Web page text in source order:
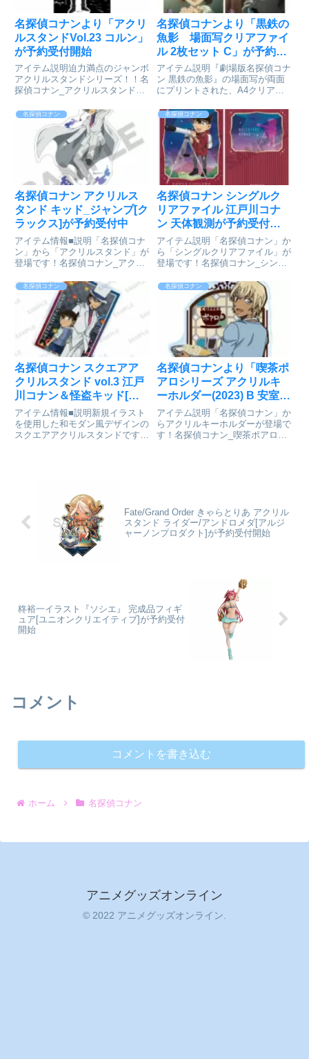
名探偵コナンより「アクリ
ルスタンドVol.23 コルン」
が予約受付開始
アイテム説明迫力満点のジャンボ
アクリルスタンドシリーズ！！名
探偵コナン_アクリルスタンド
館・読売テレビ・TMS
1996colleizeで探す
名探偵コナンより「黒鉄の
魚影 場面写クリアファイ
ル 2枚セット C」が予約受
付開始
アイテム説明『劇場版名探偵コナ
ン 黒鉄の魚影』の場面写が両面
にプリントされた、A4クリアフ
場版 名探偵コナン 黒鉄の魚影_
場面写クリアファイルセット C©
青山剛昌/小学館・読売テレビ・
TMS 1996colle...
名探偵コナン
名探偵コナン アクリルス
タンド キッド_ジャンプ[ク
ラックス]が予約受付中
アイテム情報■説明「名探偵コナ
ン」から「アクリルスタンド」が
登場です！名探偵コナン_アクリ
プ©青山剛昌/小学館・読売テレ
ビ・TMS 1996colleizeで探す
名探偵コナン
名探偵コナン シングルク
リアファイル 江戸川コナ
ン 天体観測が予約受付開
始
アイテム説明「名探偵コナン」か
ら「シングルクリアファイル」が
登場です！名探偵コナン_シング
天体観測©青山剛昌/小学館・読
売テレビ・TMS 1996colleizeで探
名探偵コナン
名探偵コナン スクエアア
クリルスタンド vol.3 江戸
川コナン＆怪盗キッド[ブ
シロードクリエイティブ]
が予約受付開始
アイテム情報■説明新規イラスト
を使用した和モダン風デザインの
スクエアアクリルスタンドです！
名探偵コナン
名探偵コナンより「喫茶ポ
アロシリーズ アクリルキ
ーホルダー(2023) B 安室
透」が予約受付開始
アイテム説明「名探偵コナン」か
らアクリルキーホルダーが登場で
す！名探偵コナン_喫茶ポアロシ
Fate/Grand Order きゃらとりあ アクリル
スタンド ライダー/アンドロメダ[アルジ
ャーノンプロダクト]が予約受付開始
柊裕一イラスト『ソシエ』 完成品フィギ
ュア[ユニオンクリエイティブ]が予約受付
開始
コメント
コメントを書き込む
ホーム 名探偵コナン
アニメグッズオンライン
© 2022 アニメグッズオンライン.